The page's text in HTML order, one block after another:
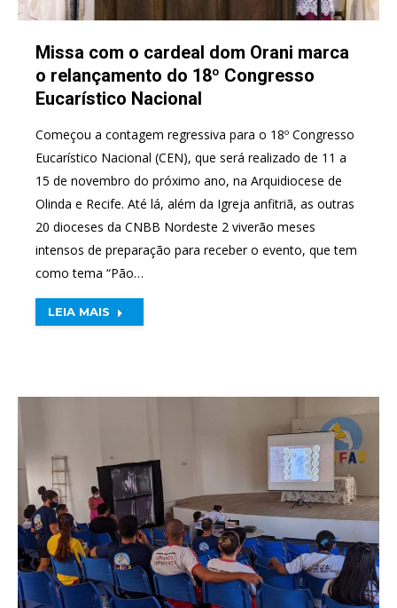
Missa com o cardeal dom Orani marca
o relançamento do 18º Congresso
Eucarístico Nacional
Começou a contagem regressiva para o 18º Congresso
Eucarístico Nacional (CEN), que será realizado de 11 a
15 de novembro do próximo ano, na Arquidiocese de
Olinda e Recife. Até lá, além da Igreja anfitriã, as outras
20 dioceses da CNBB Nordeste 2 viverão meses
intensos de preparação para receber o evento, que tem
como tema “Pão…
LEIA MAIS